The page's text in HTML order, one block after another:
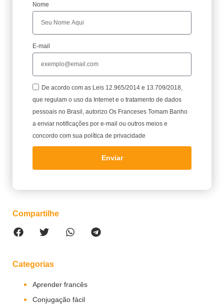
Nome
E-mail
De acordo com as Leis 12.965/2014 e 13.709/2018,
que regulam o uso da Internet e o tratamento de dados
pessoais no Brasil, autorizo Os Franceses Tomam Banho
a enviar notificações por e-mail ou outros meios e
concordo com sua política de privacidade
Enviar
Compartilhe
Categorias
Aprender francês
Conjugação fácil